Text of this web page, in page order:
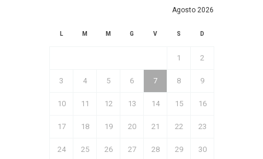
Agosto 2026
L M M G V S D
1 2
3 4 5 6 7 8 9
10 11 12 13 14 15 16
17 18 19 20 21 22 23
24 25 26 27 28 29 30